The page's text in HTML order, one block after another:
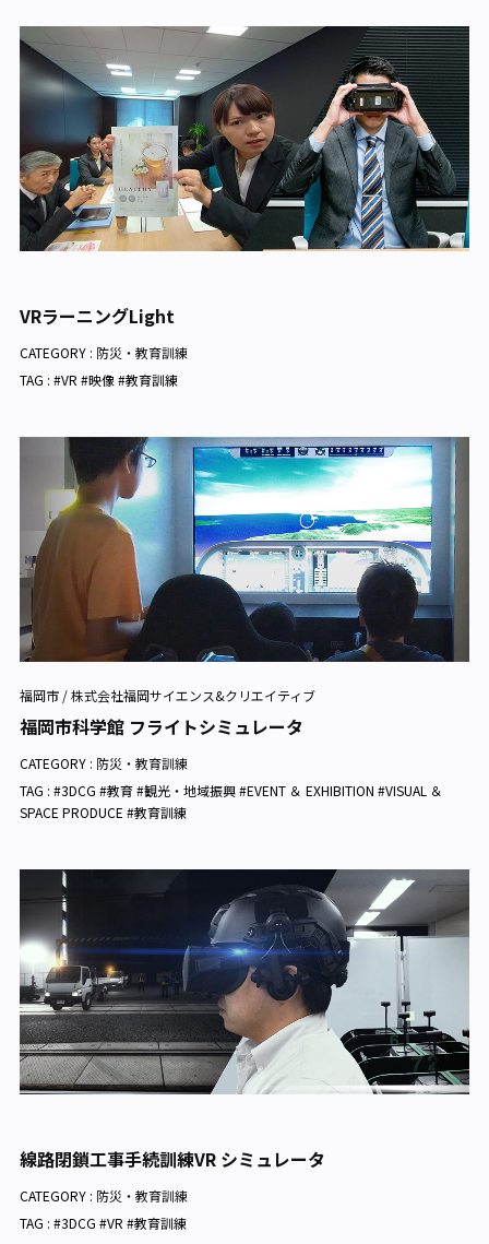
VRラーニングLight
CATEGORY : 防災・教育訓練
TAG : #VR #映像 #教育訓練
福岡市 / 株式会社福岡サイエンス&クリエイティブ
福岡市科学館 フライトシミュレータ
CATEGORY : 防災・教育訓練
TAG : #3DCG #教育 #観光・地域振興 #EVENT ＆ EXHIBITION #VISUAL ＆
SPACE PRODUCE #教育訓練
線路閉鎖工事手続訓練VR シミュレータ
CATEGORY : 防災・教育訓練
TAG : #3DCG #VR #教育訓練